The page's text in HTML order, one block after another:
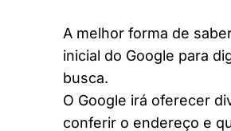
A melhor forma de
inicial do Google para
busca.
O Google irá oferecer
conferir o endereço e